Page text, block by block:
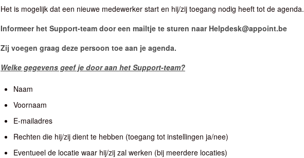
Het is mogelijk dat een nieuwe medewerker start en hij/zij toegang nodig heeft tot de agenda.
Informeer het Support-team door een mailtje te sturen naar Helpdesk@appoint.be
Zij voegen graag deze persoon toe aan je agenda.
Welke gegevens geef je door aan het Support-team?
Naam
Voornaam
E-mailadres
Rechten die hij/zij dient te hebben (toegang tot instellingen ja/nee)
Eventueel de locatie waar hij/zij zal werken (bij meerdere locaties)